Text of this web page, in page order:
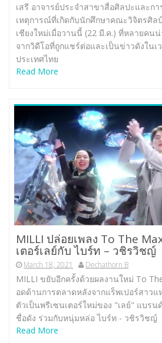
เสรี อาจารย์ประจำสาขาสื่อศิลปะและก
เหตุการณ์ที่เกิดกับนักศึกษาคณะวิจิตรศิล
เชียงใหม่เมื่อวานนี้ (22 มี.ค.) ที่หลายคนน่
จากวิดีโอที่ถูกแชร์ต่อและเป็นข่าวดังในเ
ประเทศไทย
Read More
MILLI ปล่อยเพลง To The
เตอร์เลย์กับ ไบร์ท – วชิรวิชญ์
March 18, 2021 Dechathorn B
MILLI ขยับอีกครั้งด้วยผลงานใหม่ To
อดด้านการตลาดหลังจากแร็พเปอร์สาวแห่
ตัวเป็นพรีเซนเตอร์ใหม่ของ "เลย์" แบร
ชื่อดัง ร่วมกับหนุ่มหล่อ ไบร์ท - วชิรวิชญ์
Read More